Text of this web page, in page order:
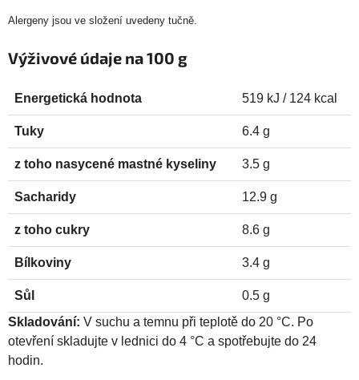
Alergeny jsou ve složení uvedeny tučně.
Výživové údaje na 100 g
Energetická hodnota 519 kJ / 124 kcal
Tuky 6.4 g
z toho nasycené mastné kyseliny 3.5 g
Sacharidy 12.9 g
z toho cukry 8.6 g
Bílkoviny 3.4 g
Sůl
0.5 g
Skladování: V suchu a temnu při teplotě do 20 °C. Po
otevření skladujte v lednici do 4 °C a spotřebujte do 24
hodin.